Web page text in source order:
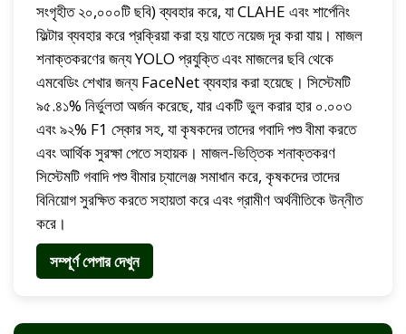
সংগৃহীত ২০,০০০টি ছবি) ব্যবহার করে, যা CLAHE এবং শার্পেনিং
ফিল্টার ব্যবহার করে প্রক্রিয়া করা হয় যাতে নয়েজ দূর করা যায়। মাজল
শনাক্তকরণের জন্য YOLO প্রযুক্তি এবং মাজলের ছবি থেকে
এমবেডিং শেখার জন্য FaceNet ব্যবহার করা হয়েছে। সিস্টেমটি
৯৫.৪১% নির্ভুলতা অর্জন করেছে, যার একটি ভুল করার হার ০.০০৩
এবং ৯২% F1 স্কোর সহ, যা কৃষকদের তাদের গবাদি পশু বীমা করতে
এবং আর্থিক সুরক্ষা পেতে সহায়ক। মাজল-ভিত্তিক শনাক্তকরণ
সিস্টেমটি গবাদি পশু বীমার চ্যালেঞ্জ সমাধান করে, কৃষকদের তাদের
বিনিয়োগ সুরক্ষিত করতে সহায়তা করে এবং গ্রামীণ অর্থনীতিকে উন্নীত
করে।
সম্পূর্ণ পেপার দেখুন